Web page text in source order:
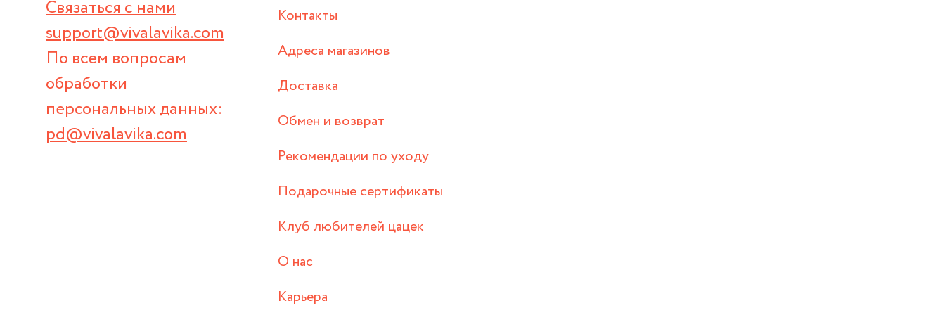
Связаться с нами
support@vivalavika.com
По всем вопросам
обработки
персональных данных:
pd@vivalavika.com
Контакты
Адреса магазинов
Доставка
Обмен и возврат
Рекомендации по уходу
Подарочные сертификаты
Клуб любителей цацек
О нас
Карьера